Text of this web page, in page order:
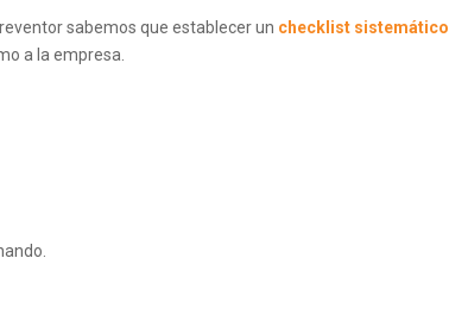
sabemos que establecer un checklist sistemático
a la empresa.